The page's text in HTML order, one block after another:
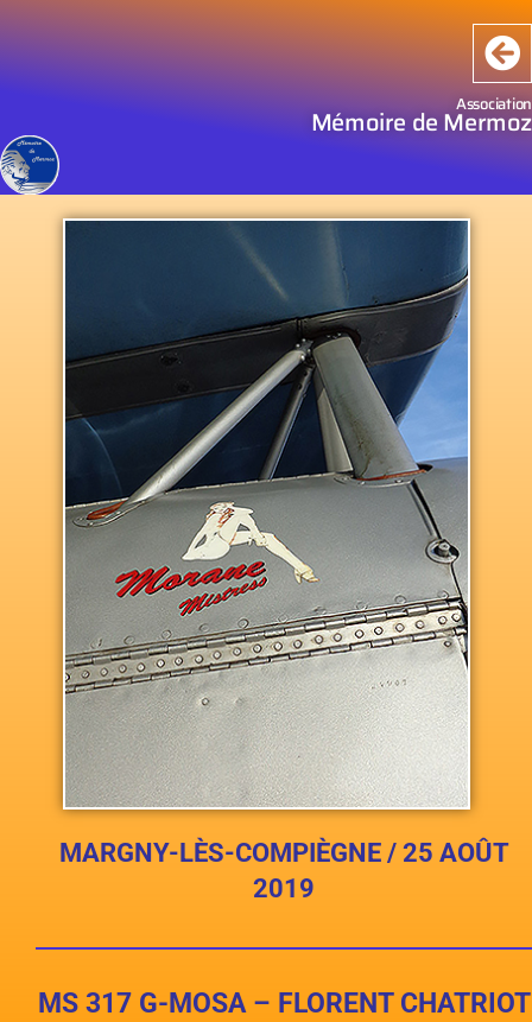
Association
Mémoire de Mermoz
MARGNY-LÈS-COMPIÈGNE / 25 AOÛT
2019
MS 317 G-MOSA – FLORENT CHATRIOT